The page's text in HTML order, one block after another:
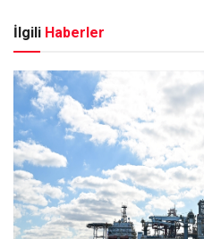
İlgili Haberler